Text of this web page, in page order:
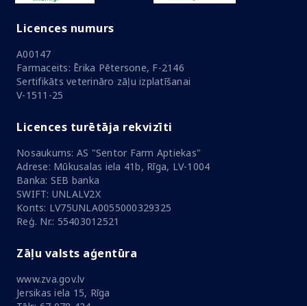
Licences numurs
A00147
Farmaceits: Ērika Pētersone, F-2146
Sertifikāts veterināro zāļu izplatīšanai
V-1511-25
Licences turētāja rekvizīti
Nosaukums: AS "Sentor Farm Aptiekas"
Adrese: Mūkusalas iela 41b, Rīga, LV-1004
Banka: SEB banka
SWIFT: UNLALV2X
Konts: LV75UNLA0055000329325
Reģ. Nr.: 55403012521
Zāļu valsts aģentūra
www.zva.gov.lv
Jersikas iela 15, Rīga